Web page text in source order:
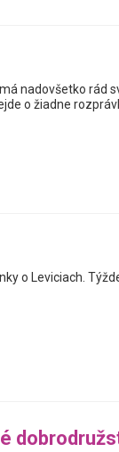
nadovšetko rád
o žiadne
o Leviciach.